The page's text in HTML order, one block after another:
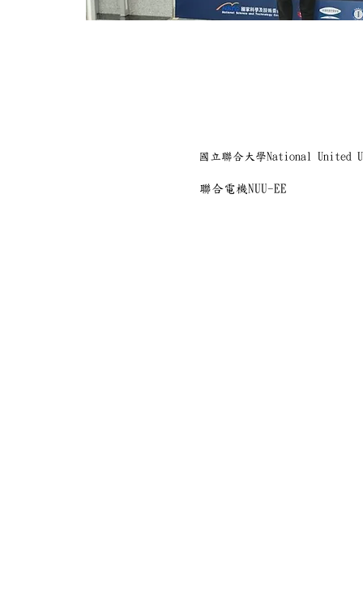
國立聯合大學National United
聯合電機NUU-EE